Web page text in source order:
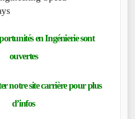
en Ingénierie sont
ouvertes
notresite carrièrepour plus
d’infos